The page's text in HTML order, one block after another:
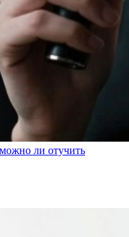
ли отучить